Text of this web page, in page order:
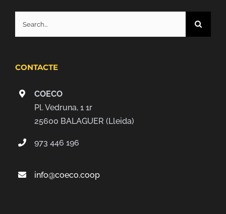
for:
CONTACTE
COECO
Pl. Vedruna, 1 1r
25600 BALAGUER (Lleida)
973 446 196
info@coeco.coop